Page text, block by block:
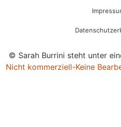
© Sarah Burrini steht unter
Nicht kommerziell-Keine